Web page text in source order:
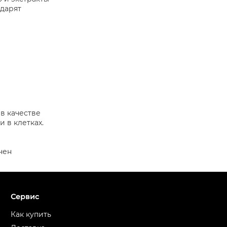
качестве
в клетках.
Сервис
Как купить